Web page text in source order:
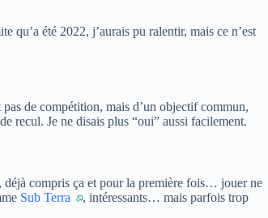
qu’a été 2022, j’aurais pu ralentir, mais ce n’est
de compétition, mais d’un objectif commun,
recul. Je ne disais plus “oui” aussi facilement.
déjà compris ça et pour la première fois… jouer ne
Sub Terra
, intéressants… mais parfois trop